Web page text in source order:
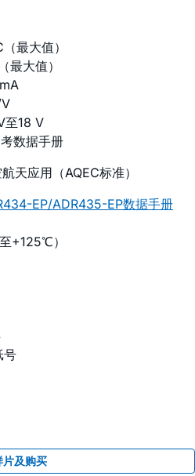
最大值）
最大值）
至18 V
数据手册
天应用（AQEC标准）
EP/ADR435-EP数据手册
+125℃）
号
片及购买